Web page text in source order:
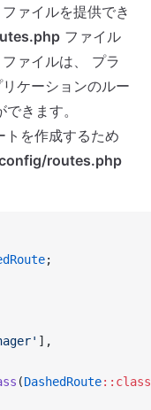
ァイルを提供でき
ファイル
ァイルは、 プラ
ケーションのルー
きます。
を作成するため
routes.php
;
],
(DashedRoute::class